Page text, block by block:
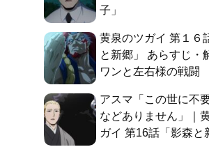
子」
黄泉のツガイ 第１６
と新郷」 あらすじ・
ワンと左右様の戦闘
アスマ「この世に不
などありません」｜
ガイ 第16話「影森と